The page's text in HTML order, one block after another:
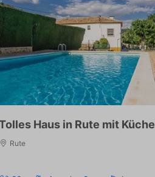
Haus in Rute mit Küche
Rute